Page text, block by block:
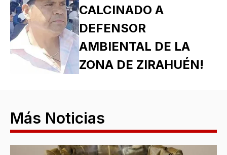
CALCINADO A
DEFENSOR
AMBIENTAL DE LA
ZONA DE ZIRAHUÉN!
Más Noticias